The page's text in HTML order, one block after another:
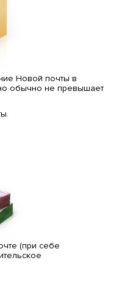
Новой почты в
обычно не превышает
(при себе